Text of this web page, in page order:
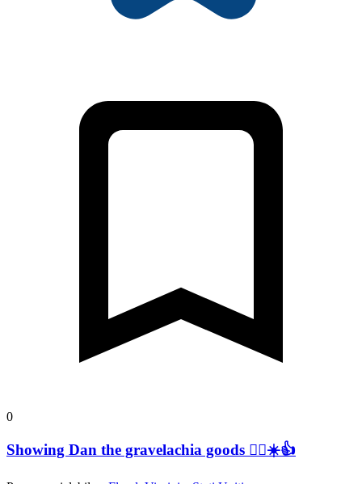
0
Showing Dan the gravelachia goods 🚴‍♂️☀️👍